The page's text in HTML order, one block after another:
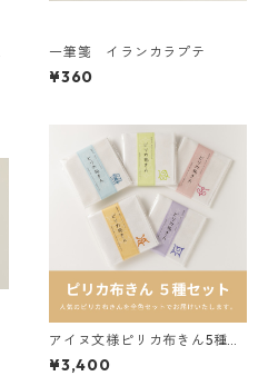
一筆箋 イランカラプテ
¥360
アイヌ文様ピリカ布きん5種セ
ット（各色1枚 計5枚入り）
¥3,400